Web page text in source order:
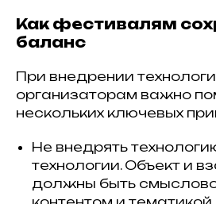
Как фестивалям
баланс
При внедрении
организаторам важно
нескольких ключевых
Не внедрять
технологии. Объект и
должны быть